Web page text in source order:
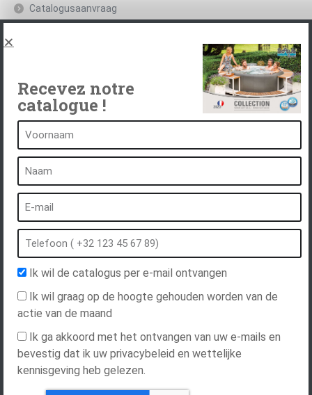
Catalogusaanvraag
Een kuuroord is...
Wat is een kuuroord?
Bubbelbad
Buiten spa
Spa in de winter
Ingebouwde spa
Spa en hydrotherapie
Recevez notre
catalogue !
Ik wil de catalogus per e-mail ontvangen
Ik wil graag op de hoogte gehouden worden van de
actie van de maand
Ik ga akkoord met het ontvangen van uw e-mails en
bevestig dat ik uw privacybeleid en wettelijke
kennisgeving heb gelezen.